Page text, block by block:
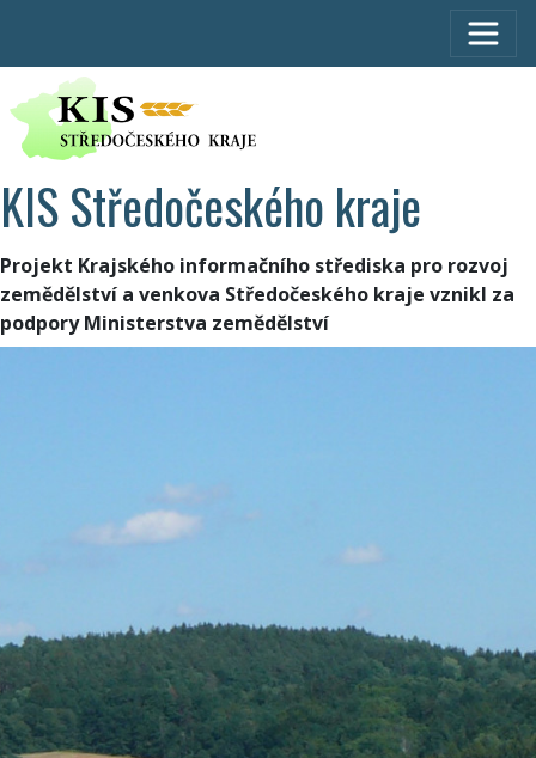
KIS Středočeského kraje
Projekt Krajského informačního střediska pro rozvoj
zemědělství a venkova Středočeského kraje vznikl za
podpory Ministerstva zemědělství